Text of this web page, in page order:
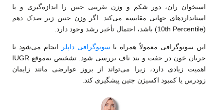
استخوان ران، دور شکم و وزن تقریبی جنین را اندازه‌گیری و با
استانداردهای جهانی مقایسه می‌کند. اگر وزن جنین زیر صدک دهم
(10th Percentile) باشد، احتمال تأخیر رشد وجود دارد.
این سونوگرافی معمولاً همراه با سونوگرافی داپلر
انجام می‌شود تا
جریان خون در جفت و بند ناف بررسی شود. تشخیص به‌موقع IUGR
اهمیت زیادی دارد، زیرا می‌تواند از بروز عوارضی مانند زایمان
زودرس یا کمبود اکسیژن جنین پیشگیری کند.